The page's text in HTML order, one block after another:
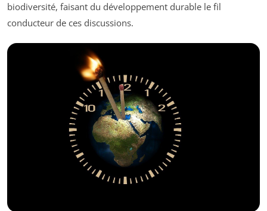
biodiversité, faisant du développement durable le fil
conducteur de ces discussions.